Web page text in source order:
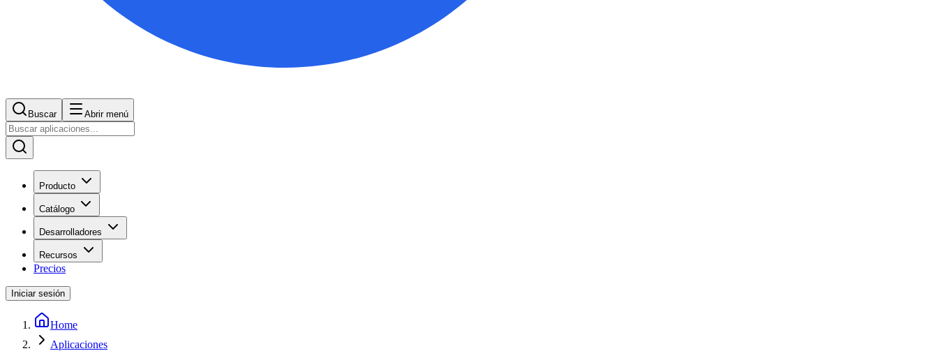
Buscar Abrir menú
Producto
Catálogo
Desarrolladores
Recursos
Precios
Iniciar sesión
Home
Aplicaciones